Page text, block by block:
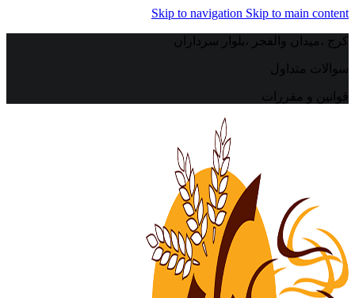
Skip to navigation Skip to main content
کرج ،میدان والفجر ،بلوار سرداران
سوالات متداول
قوانین و مقررات